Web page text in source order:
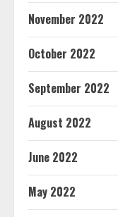
November 2022
October 2022
September 2022
August 2022
June 2022
May 2022